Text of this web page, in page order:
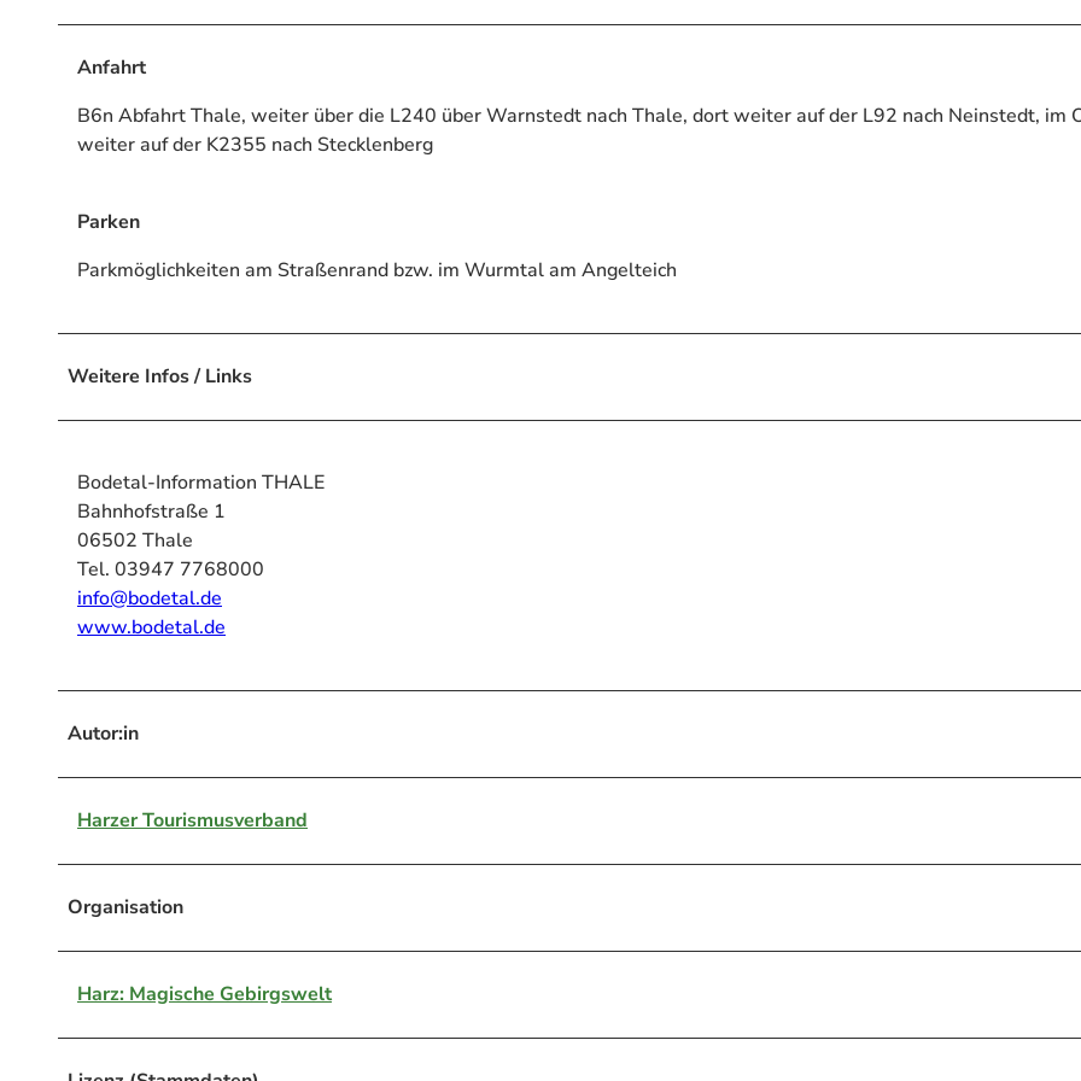
Anfahrt
B6n Abfahrt Thale, weiter über die L240 über Warnstedt nach Thale, dort weiter auf der L92 nach Neinstedt, im
weiter auf der K2355 nach Stecklenberg
Parken
Parkmöglichkeiten am Straßenrand bzw. im Wurmtal am Angelteich
Weitere Infos / Links
Bodetal-Information THALE
Bahnhofstraße 1
06502 Thale
Tel. 03947 7768000
info@bodetal.de
www.bodetal.de
Autor:in
Harzer Tourismusverband
Organisation
Harz: Magische Gebirgswelt